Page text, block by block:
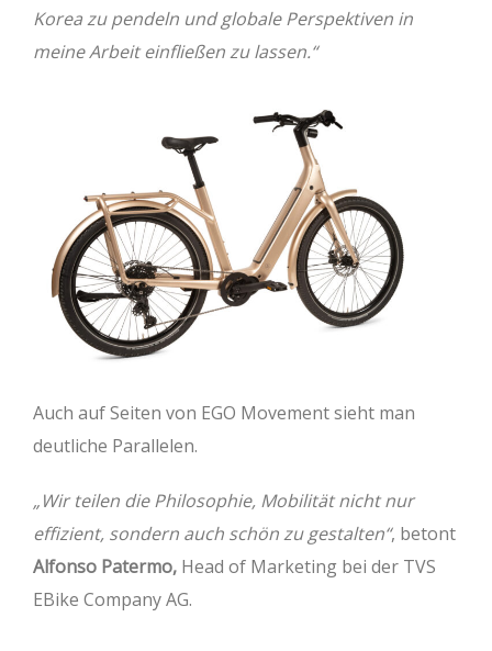
Korea zu pendeln und globale Perspektiven in
meine Arbeit einfließen zu lassen.“
Auch auf Seiten von EGO Movement sieht man
deutliche Parallelen.
„Wir teilen die Philosophie, Mobilität nicht nur
effizient, sondern auch schön zu gestalten“, betont
Alfonso Patermo, Head of Marketing bei der TVS
EBike Company AG.